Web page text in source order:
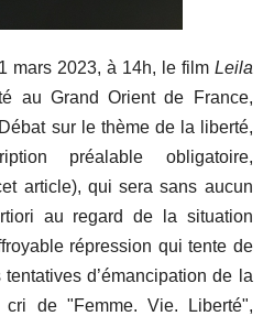
mars 2023, à 14h, le film Leila
au Grand Orient de France,
sur le thème de la liberté,
préalable obligatoire,
article), qui sera sans aucun
au regard de la situation
répression qui tente de
d’émancipation de la
cri de "Femme. Vie. Liberté",